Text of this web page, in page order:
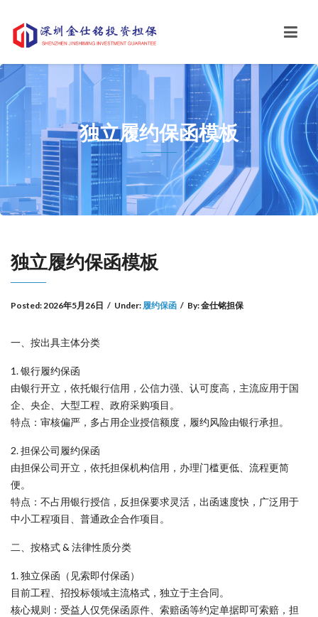
独立履约保函模板
独立履约保函模板
Posted:2026年5月26日 / Under: 履约保函 / By:金仕铭担保
一、按出具主体分类
1. 银行履约保函
由银行开立，依托银行信用，公信力强、认可度高，主流应用于国
企、央企、大型工程、政府采购项目。
特点：审核偏严，多占用企业授信额度，履约风险由银行承担。
2. 担保公司履约保函
由担保公司开立，依托担保机构信用，办理门槛更低、流程更简
便。
特点：不占用银行授信，反担保要求灵活，出函速度快，广泛用于
中小工程项目、普通政企合作项目。
二、按格式 & 法律性质分类
1. 独立保函（见索即付保函）
目前工程、招投标领域主流格式，独立于主合同。
核心规则：受益人仅凭保函原件、索赔函等约定单据即可索赔，担